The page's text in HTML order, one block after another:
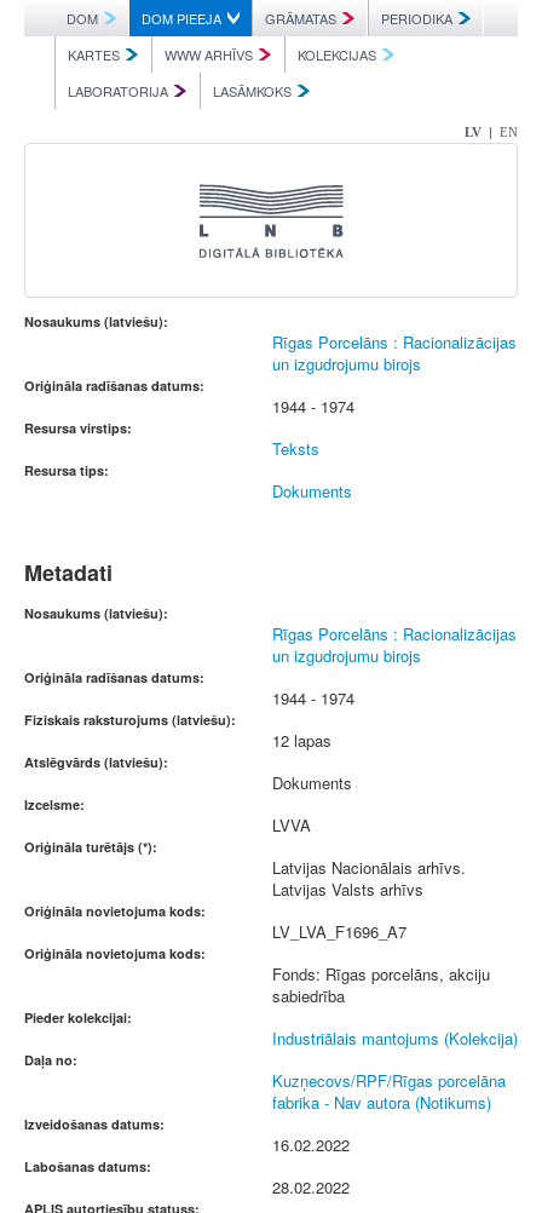
DOM DOM PIEEJA GRĀMATAS
PERIODIKA
KARTES
WWW ARHĪVS
KOLEKCIJAS
LABORATORIJA
LASĀMKOKS
LV | EN
Nosaukums (latviešu):
Rīgas Porcelāns : Racionalizācijas
un izgudrojumu birojs
Oriģināla radīšanas datums:
1944 - 1974
Resursa virstips:
Teksts
Resursa tips:
Dokuments
Metadati
Nosaukums (latviešu):
Rīgas Porcelāns : Racionalizācijas
un izgudrojumu birojs
Oriģināla radīšanas datums:
1944 - 1974
Fiziskais raksturojums (latviešu):
12 lapas
Atslēgvārds (latviešu):
Dokuments
Izcelsme:
LVVA
Oriģināla turētājs (*):
Latvijas Nacionālais arhīvs.
Latvijas Valsts arhīvs
Oriģināla novietojuma kods:
LV_LVA_F1696_A7
Oriģināla novietojuma kods:
Fonds: Rīgas porcelāns, akciju
sabiedrība
Pieder kolekcijai:
Industriālais mantojums (Kolekcija)
Daļa no:
Kuzņecovs/RPF/Rīgas porcelāna
fabrika - Nav autora (Notikums)
Izveidošanas datums:
16.02.2022
Labošanas datums:
28.02.2022
APLIS autortiesību statuss: